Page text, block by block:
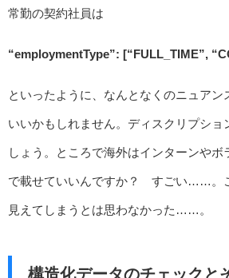
常勤の契約社員は
“employmentType”: [“FULL_TIME”,
といったように、なんとなくのニュアン
いいかもしれません。ディスクリプショ
しょう。ところで海外はインターンやボ
で載せていいんですか？ すごい……。
見えてしまうとは思わなかった……。
構造化データのチェックと